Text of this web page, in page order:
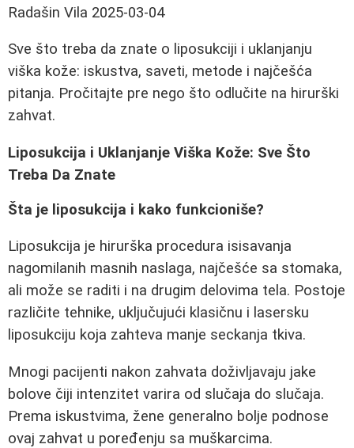
Radašin Vila 2025-03-04
Sve što treba da znate o liposukciji i uklanjanju
viška kože: iskustva, saveti, metode i najčešća
pitanja. Pročitajte pre nego što odlučite na hirurški
zahvat.
Liposukcija i Uklanjanje Viška Kože: Sve Što
Treba Da Znate
Šta je liposukcija i kako funkcioniše?
Liposukcija je hirurška procedura isisavanja
nagomilanih masnih naslaga, najčešće sa stomaka,
ali može se raditi i na drugim delovima tela. Postoje
različite tehnike, uključujući klasičnu i lasersku
liposukciju koja zahteva manje seckanja tkiva.
Mnogi pacijenti nakon zahvata doživljavaju jake
bolove čiji intenzitet varira od slučaja do slučaja.
Prema iskustvima, žene generalno bolje podnose
ovaj zahvat u poređenju sa muškarcima.